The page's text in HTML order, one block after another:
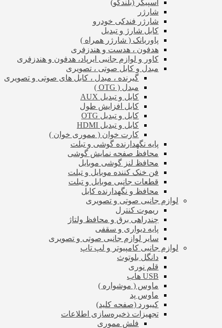
اسپیکر (بلندگو)
شارژر
شارژر فندکی خودرو
کابل شارژ و تبدیل
پاوربانک ( شارژر همراه )
هدفون ، هدست و هندزفری
کاور و لوازم جانبی ایرپاد، هدفون و هندزفری
مبدل و کابل صوتی ، تصویری
گیرنده ، مبدل ، کابل های صوتی و تصویری
مبدل ( OTG )
کابل و تبدیل AUX
کابل افزایش طول
کابل و تبدیل OTG
کابل و تبدیل HDMI
کارت خوان ( مموری خوان )
پایه نگهدارنده گوشی و تبلت
محافظ صفحه نمایش گوشی
محافظ لنز گوشی موبایل
فن خنک کننده موبایل و تبلت
قطعات جانبی موبایل و تبلت
محافظ و نگهدارنده کابل
لوازم جانبی صوتی و تصویری
ریموت کنترل
چندراهی برق و محافظ ولتاژ
پایه دیواری و سقفی
سایر لوازم جانبی صوتی و تصویری
لوازم جانبی کامپیوتر و لپ تاپ
دانگل بلوتوث
قلم نوری
USB هاب
ماوس ( موشواره )
ماوس پد
کیبورد (صفحه کلید)
تجهیزات ذخیره‌سازی اطلاعات
فلش مموری